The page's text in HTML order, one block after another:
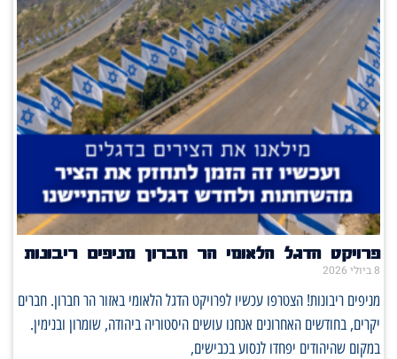
פרויקט הדגל הלאומי הר חברון מניפים ריבונות
8 ביולי 2026
מניפים ריבונות! הצטרפו עכשיו לפרויקט הדגל הלאומי באזור הר חברון. חברים
יקרים, בחודשים האחרונים אנחנו עושים היסטוריה ביהודה, שומרון ובנימין.
במקום שהיהודים יפחדו לנסוע בכבישים,